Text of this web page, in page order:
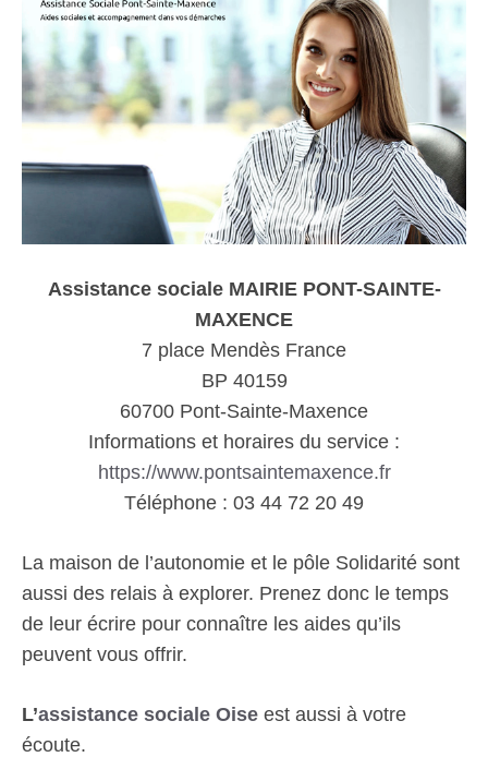
Assistance sociale MAIRIE PONT-SAINTE-
MAXENCE
7 place Mendès France
BP 40159
60700 Pont-Sainte-Maxence
Informations et horaires du service :
https://www.pontsaintemaxence.fr
Téléphone : 03 44 72 20 49
La maison de l’autonomie et le pôle Solidarité sont
aussi des relais à explorer. Prenez donc le temps
de leur écrire pour connaître les aides qu’ils
peuvent vous offrir.
L’assistance sociale Oise est aussi à votre
écoute.